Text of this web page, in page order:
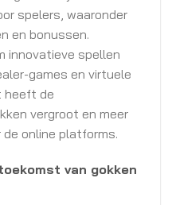
spelers, waaronder
en bonussen.
innovatieve spellen
games en virtuele
heeft de
vergroot en meer
online platforms.
van gokken